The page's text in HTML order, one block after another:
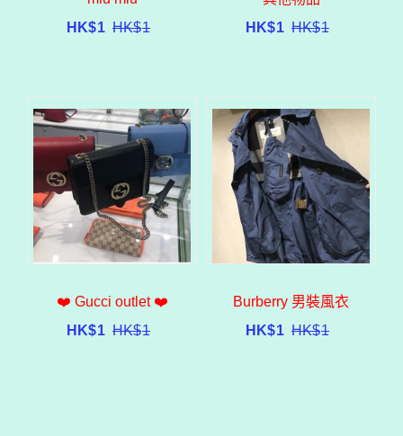
HK$1 HK$1
HK$1 HK$1
❤️ Gucci outlet ❤️
HK$1 HK$1
Burberry 男裝風衣
HK$1 HK$1